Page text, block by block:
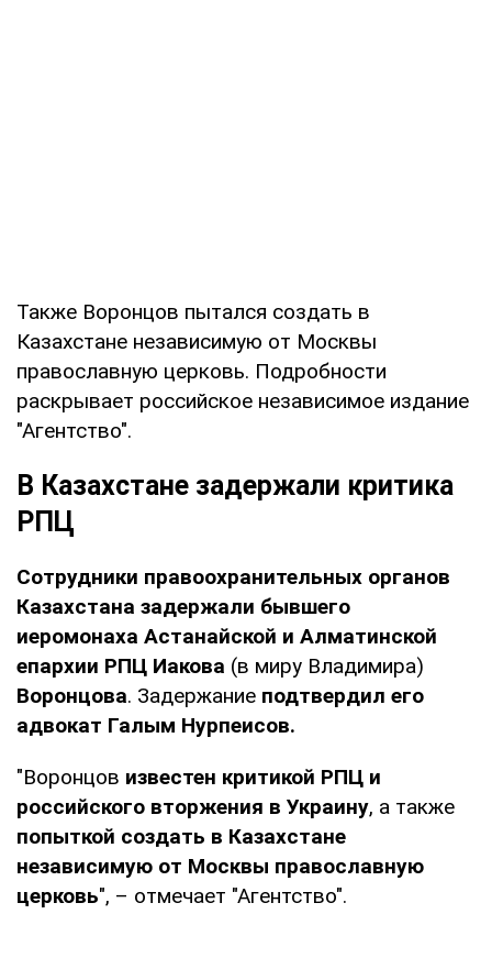
Также Воронцов пытался создать в
Казахстане независимую от Москвы
православную церковь. Подробности
раскрывает российское независимое издание
"Агентство".
В Казахстане задержали критика
РПЦ
Сотрудники правоохранительных органов
Казахстана задержали бывшего
иеромонаха Астанайской и Алматинской
епархии РПЦ Иакова (в миру Владимира)
Воронцова. Задержание подтвердил его
адвокат Галым Нурпеисов.
"Воронцов известен критикой РПЦ и
российского вторжения в Украину, а также
попыткой создать в Казахстане
независимую от Москвы православную
церковь", – отмечает "Агентство".